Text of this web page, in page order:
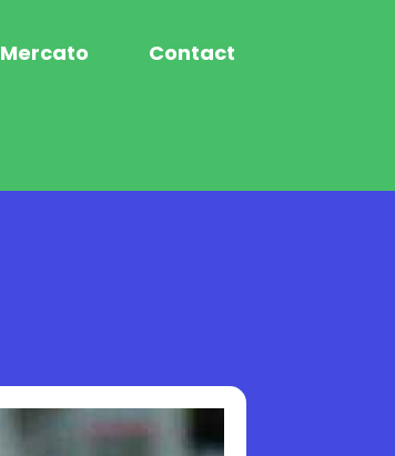
Mercato Contact